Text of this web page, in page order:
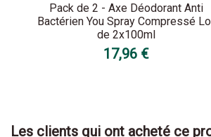
Pack de 2 - Axe Déodorant Anti
Bactérien You Spray Compressé
de 2x100ml
17,96 €
Les clients qui ont acheté ce